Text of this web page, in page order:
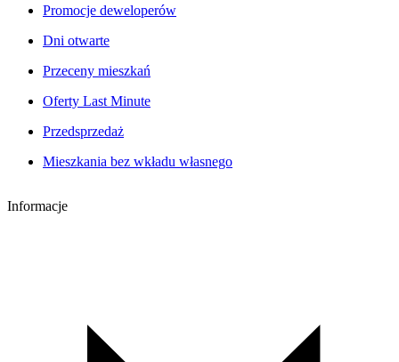
Promocje deweloperów
Dni otwarte
Przeceny mieszkań
Oferty Last Minute
Przedsprzedaż
Mieszkania bez wkładu własnego
Informacje